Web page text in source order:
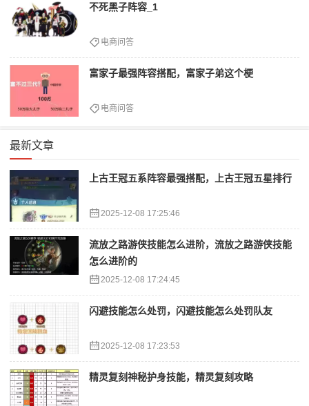
不死黑子阵容_1
电商问答
富家子最强阵容搭配，富家子弟这个梗
电商问答
最新文章
上古王冠五系阵容最强搭配，上古王冠五星排行
2025-12-08 17:25:46
流放之路游侠技能怎么进阶，流放之路游侠技能
怎么进阶的
2025-12-08 17:24:45
闪避技能怎么处罚，闪避技能怎么处罚队友
2025-12-08 17:23:53
精灵复刻神秘护身技能，精灵复刻攻略